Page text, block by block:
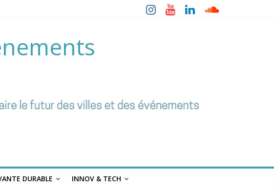
DURABLE INNOV & TECH